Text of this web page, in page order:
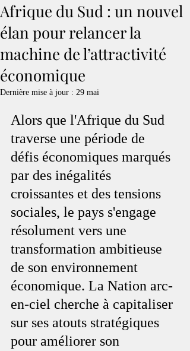
Afrique du Sud : un nouvel
élan pour relancer la
machine de l’attractivité
économique
Dernière mise à jour : 29 mai
Alors que l'Afrique du Sud
traverse une période de
défis économiques marqués
par des inégalités
croissantes et des tensions
sociales, le pays s'engage
résolument vers une
transformation ambitieuse
de son environnement
économique. La Nation arc-
en-ciel cherche à capitaliser
sur ses atouts stratégiques
pour améliorer son